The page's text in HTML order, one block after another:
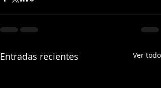
Entradas recientes Ver todo